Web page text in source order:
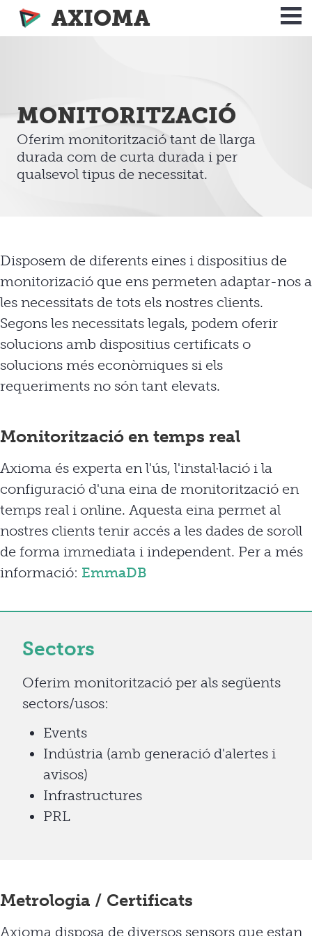
AXIOMA
MONITORITZACIÓ
Oferim monitorització tant de llarga
durada com de curta durada i per
qualsevol tipus de necessitat.
Disposem de diferents eines i dispositius de
monitorizació que ens permeten adaptar-nos a
les necessitats de tots els nostres clients.
Segons les necessitats legals, podem oferir
solucions amb dispositius certificats o
solucions més econòmiques si els
requeriments no són tant elevats.
Monitorització en temps real
Axioma és experta en l'ús, l'instal·lació i la
configuració d'una eina de monitorització en
temps real i online. Aquesta eina permet al
nostres clients tenir accés a les dades de soroll
de forma immediata i independent. Per a més
informació: EmmaDB
Sectors
Oferim monitorització per als següents
sectors/usos:
Events
Indústria (amb generació d'alertes i
avisos)
Infrastructures
PRL
Metrologia / Certificats
Axioma disposa de diversos sensors que estan